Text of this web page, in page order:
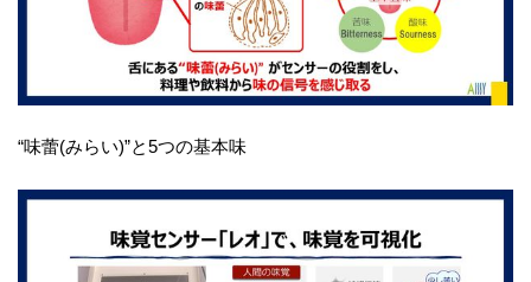
“味蕾(みらい)”と5つの基本味